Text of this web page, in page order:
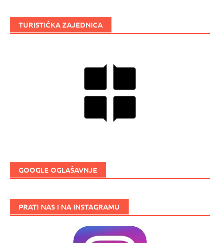
TURISTIČKA ZAJEDNICA
GOOGLE OGLAŠAVNJE
PRATI NAS I NA INSTAGRAMU